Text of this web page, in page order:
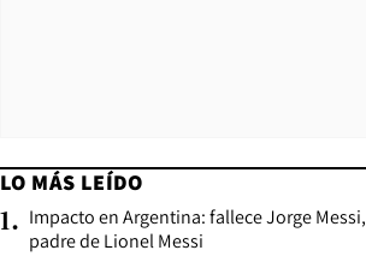
LO MÁS LEÍDO
1. Impacto en Argentina: fallece Jorge Messi,
padre de Lionel Messi